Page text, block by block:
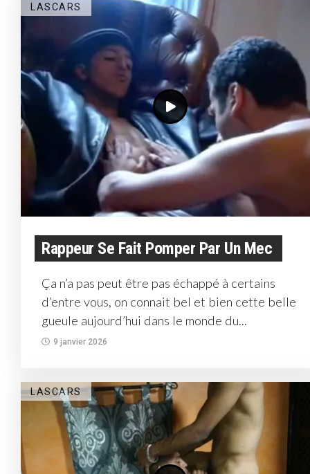
LASCARS
Rappeur Se Fait Pomper Par Un Mec
Ça n’a pas peut être pas échappé à certains
d’entre vous, on connait bel et bien cette belle
gueule aujourd’hui dans le monde du...
9 janvier 2026
LASCARS